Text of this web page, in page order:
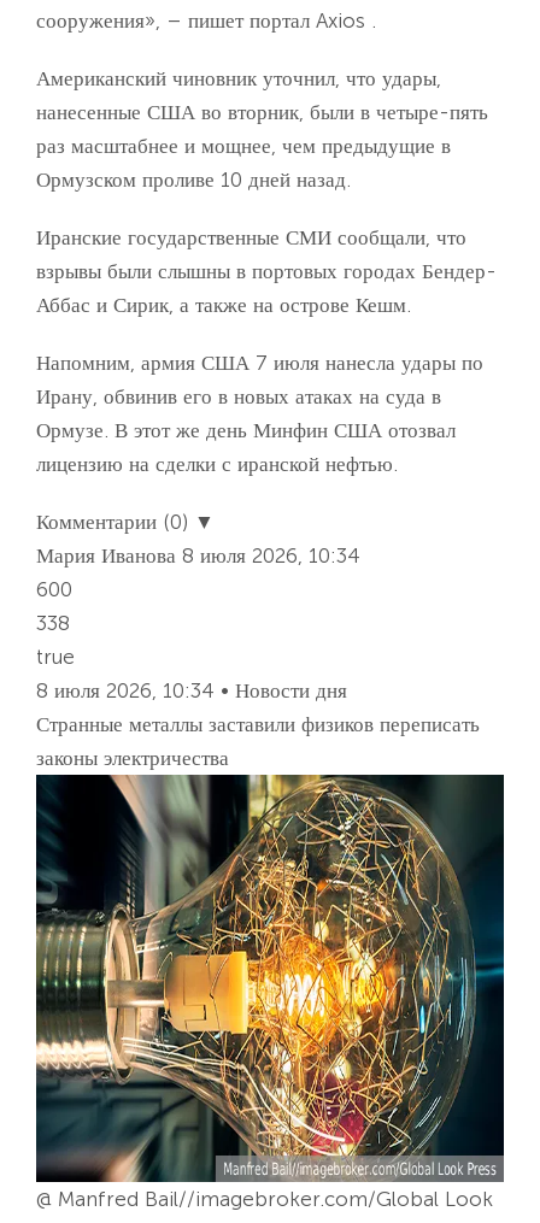
сооружения», – пишет портал Axios .
Американский чиновник уточнил, что удары,
нанесенные США во вторник, были в четыре-пять
раз масштабнее и мощнее, чем предыдущие в
Ормузском проливе 10 дней назад.
Иранские государственные СМИ сообщали, что
взрывы были слышны в портовых городах Бендер-
Аббас и Сирик, а также на острове Кешм.
Напомним, армия США 7 июля нанесла удары по
Ирану, обвинив его в новых атаках на суда в
Ормузе. В этот же день Минфин США отозвал
лицензию на сделки с иранской нефтью.
Комментарии (0) ▼
Мария Иванова 8 июля 2026, 10:34
600
338
true
8 июля 2026, 10:34 • Новости дня
Странные металлы заставили физиков переписать
законы электричества
@ Manfred Bail//imagebroker.com/Global Look